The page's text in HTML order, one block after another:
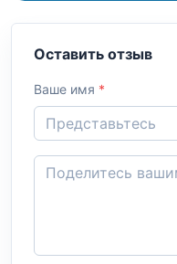
Оставить отзыв
Ваше имя *